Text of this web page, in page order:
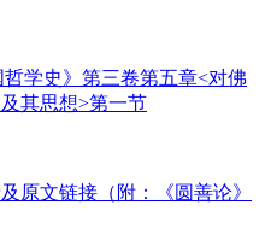
学史》第三卷第五章<对佛
其思想>第一节
原文链接（附：《圆善论》